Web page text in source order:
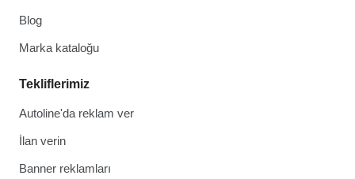
Blog
Marka kataloğu
Tekliflerimiz
Autoline'da reklam ver
İlan verin
Banner reklamları